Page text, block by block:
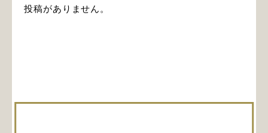
投稿がありません。